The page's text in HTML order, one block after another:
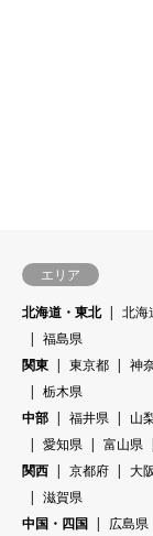
エリア
北海道・東北
北海
福島県
関東
東京都 神
栃木県
中部
福井県 山
愛知県
富山県
関西
京都府 大
滋賀県
中国・四国
広島県